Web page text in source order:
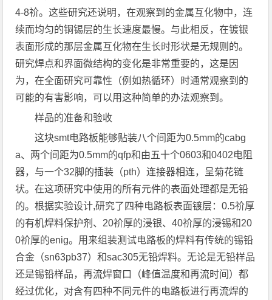
4-8祄。这些研究还说明，在观察到的金属互化物中，连
续而均匀的铜锡层的生长速度最慢。与此相反，在镀银
表面形成的那层金属互化物在生长时形状是无规则的。
研究焊点和界面微结构的变化是非常重要的，这是因
为，在全面研究可靠性（例如热循环）时通常观察到的
可能的有害影响，可以用这种简单的办法观察到。
样品的准备和验收
这块smt电路板能够贴装八个间距为0.5mm的cabg
a、两个间距为0.5mm的qfp和由五十个0603和0402电阻
器，与一个32脚的插装（pth）连接器相连，呈菊花链
状。在这项研究中使用的所有元件的表面处理都是无铅
的。根据实验设计,研究了四种电路板表面镀层：0.5祄厚
的有机焊料保护剂、20祄厚的浸银、40祄厚的浸锡和20
0祄厚的enig。用来组装测试电路板的焊料有传统的锡铅
合金（sn63pb37）和sac305无铅焊料。无论是无铅样品
还是锡铅样品，再流焊窗口（峰值温度和再流时间）都
经过优化，对含有四种不同元件的电路板进行再流焊的